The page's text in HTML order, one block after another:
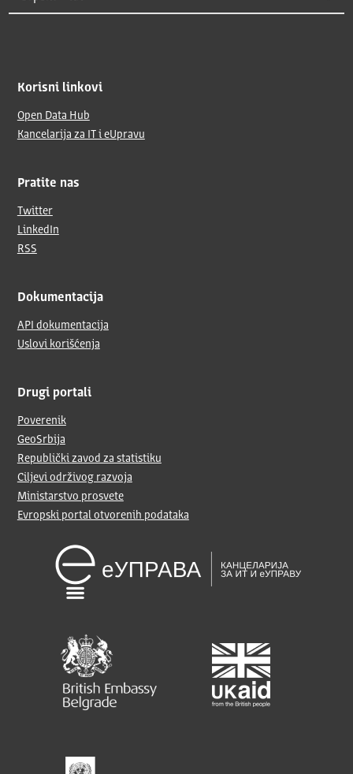
Korisni linkovi
Open Data Hub
Kancelarija za IT i eUpravu
Pratite nas
Twitter
LinkedIn
RSS
Dokumentacija
API dokumentacija
Uslovi korišćenja
Drugi portali
Poverenik
GeoSrbija
Republički zavod za statistiku
Ciljevi održivog razvoja
Ministarstvo prosvete
Evropski portal otvorenih podataka